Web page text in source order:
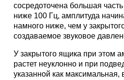
сосредоточена большая
ниже 100 Гц, амплитуда
намного ниже, чем у
создаваемое звуковое
У закрытого ящика при этом
растет неуклонно и при
указанной как максимальная,